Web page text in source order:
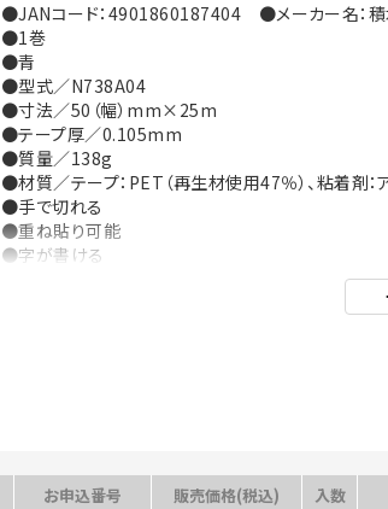
●JANコード：4901860187404 ●メーカー名：
●1巻
●青
●型式／N738A04
●寸法／50（幅）mm×25m
●テープ厚／0.105mm
●質量／138g
●材質／テープ：PET（再生材使用47％）、粘着剤：
●手で切れる
●重ね貼り可能
●字が書ける
※パッケージデザインは変更になる場合があります。
お申込番号 販売価格(税込) 入数